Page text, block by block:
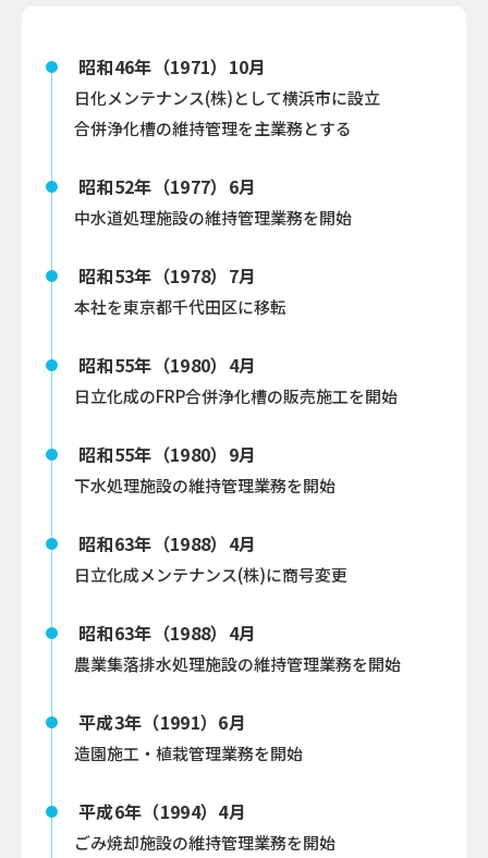
昭和46年（1971）10月
日化メンテナンス(株)として横浜市に設立
合併浄化槽の維持管理を主業務とする
昭和52年（1977）6月
中水道処理施設の維持管理業務を開始
昭和53年（1978）7月
本社を東京都千代田区に移転
昭和55年（1980）4月
日立化成のFRP合併浄化槽の販売施工を開始
昭和55年（1980）9月
下水処理施設の維持管理業務を開始
昭和63年（1988）4月
日立化成メンテナンス(株)に商号変更
昭和63年（1988）4月
農業集落排水処理施設の維持管理業務を開始
平成3年（1991）6月
造園施工・植栽管理業務を開始
平成6年（1994）4月
ごみ焼却施設の維持管理業務を開始